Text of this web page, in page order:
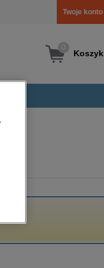
Twoje konto
Koszyk